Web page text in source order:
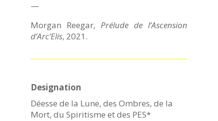
—
Morgan Reegar, Prélude de l’Ascension
d’Arc’Elis, 2021.
Designation
Déesse de la Lune, des Ombres, de la
Mort, du Spiritisme et des PES*